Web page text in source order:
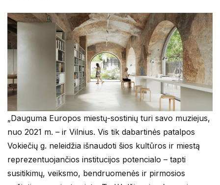
„Dauguma Europos miestų-sostinių turi savo muziejus,
nuo 2021 m. – ir Vilnius. Vis tik dabartinės patalpos
Vokiečių g. neleidžia išnaudoti šios kultūros ir miestą
reprezentuojančios institucijos potencialo – tapti
susitikimų, veiksmo, bendruomenės ir pirmosios